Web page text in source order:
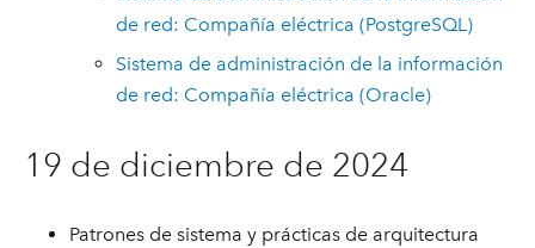
de red: Compañía eléctrica (PostgreSQL)
Sistema de administración de la información
de red: Compañía eléctrica (Oracle)
19 de diciembre de 2024
Patrones de sistema y prácticas de arquitectura